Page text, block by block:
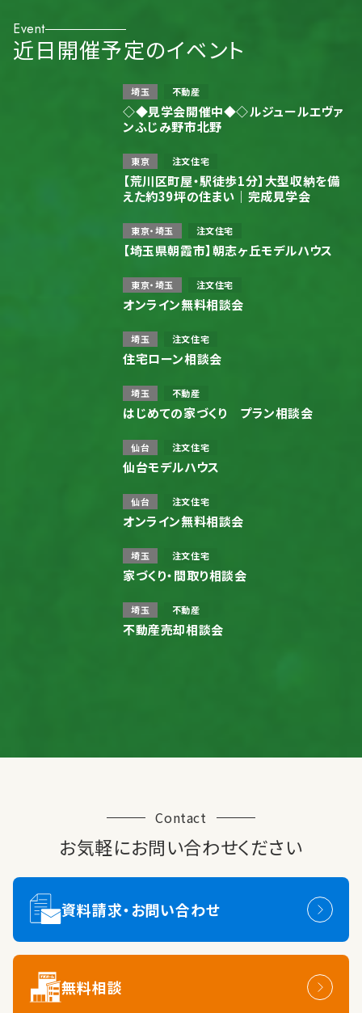
Event
近日開催予定のイベント
埼玉 不動産
◇◆見学会開催中◆◇ルジュールエヴァ
ンふじみ野市北野
東京 注文住宅
【荒川区町屋・駅徒歩1分】大型収納を備
えた約39坪の住まい｜完成見学会
東京・埼玉 注文住宅
【埼玉県朝霞市】朝志ヶ丘モデルハウス
東京・埼玉 注文住宅
オンライン無料相談会
埼玉 注文住宅
住宅ローン相談会
埼玉 不動産
はじめての家づくり プラン相談会
仙台 注文住宅
仙台モデルハウス
仙台 注文住宅
オンライン無料相談会
埼玉 注文住宅
家づくり・間取り相談会
埼玉 不動産
不動産売却相談会
Contact
お気軽にお問い合わせください
資料請求・お問い合わせ
無料相談